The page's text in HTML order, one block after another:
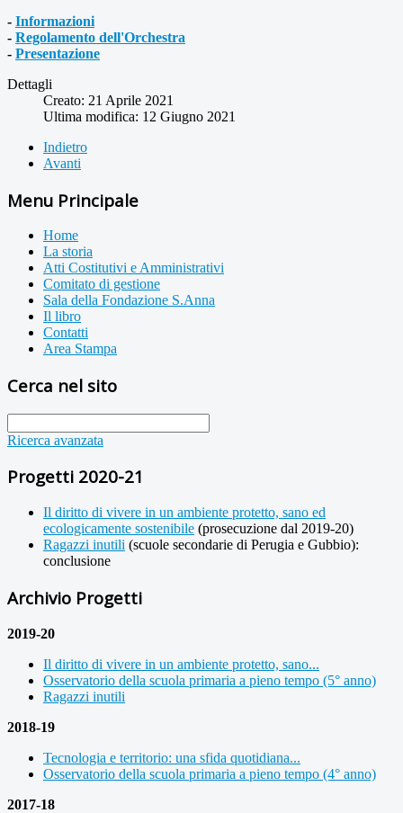
- Informazioni
- Regolamento dell'Orchestra
- Presentazione
Dettagli
Creato: 21 Aprile 2021
Ultima modifica: 12 Giugno 2021
Indietro
Avanti
Menu Principale
Home
La storia
Atti Costitutivi e Amministrativi
Comitato di gestione
Sala della Fondazione S.Anna
Il libro
Contatti
Area Stampa
Cerca nel sito
Ricerca avanzata
Progetti 2020-21
Il diritto di vivere in un ambiente protetto, sano ed
ecologicamente sostenibile (prosecuzione dal 2019-20)
Ragazzi inutili (scuole secondarie di Perugia e Gubbio):
conclusione
Archivio Progetti
2019-20
Il diritto di vivere in un ambiente protetto, sano...
Osservatorio della scuola primaria a pieno tempo (5° anno)
Ragazzi inutili
2018-19
Tecnologia e territorio: una sfida quotidiana...
Osservatorio della scuola primaria a pieno tempo (4° anno)
2017-18